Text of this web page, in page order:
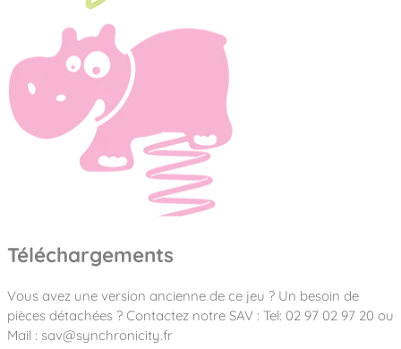
Téléchargements
Vous avez une version ancienne de ce jeu ? Un besoin de
pièces détachées ? Contactez notre SAV : Tel: 02 97 02 97 20 ou
Mail : sav@synchronicity.fr